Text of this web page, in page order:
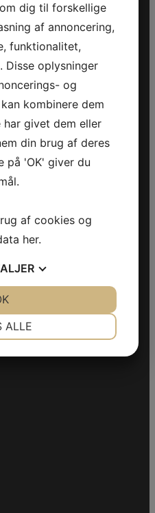
dig til forskellige
af annoncering,
funktionalitet,
Disse oplysninger
og
kombinere dem
givet dem eller
din brug af deres
på 'OK' giver du
af cookies og
her.
ALLE